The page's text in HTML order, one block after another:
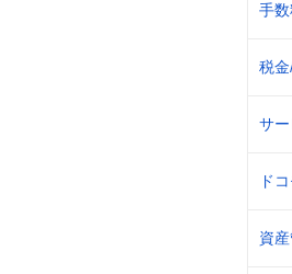
手
税
サー
ド
資